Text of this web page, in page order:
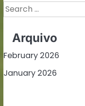
Search
for:
Arquivo
February 2026
January 2026